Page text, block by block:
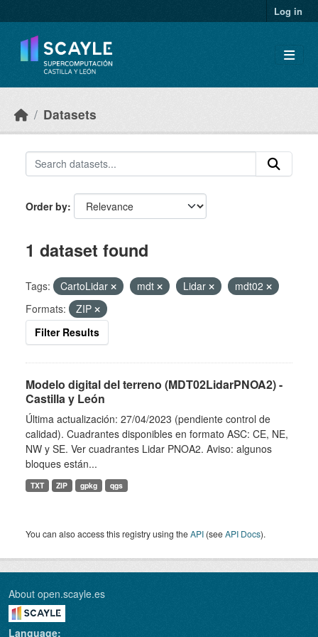
Log in
Datasets
Order by
1 dataset found
Tags: CartoLidar mdt Lidar
mdt02
Formats:
ZIP
Filter Results
Modelo digital del terreno (MDT02LidarPNOA2) -
Castilla y León
Última actualización: 27/04/2023 (pendiente control de
calidad). Cuadrantes disponibles en formato ASC: CE, NE,
NW y SE. Ver cuadrantes Lidar PNOA2. Aviso: algunos
bloques están...
TXT ZIP gpkg qgs
You can also access this registry using theAPI (seeAPI Docs).
About open.scayle.es
Language